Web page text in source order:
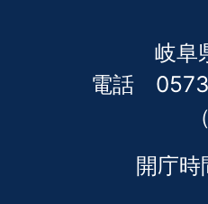
岐阜
電話
開庁